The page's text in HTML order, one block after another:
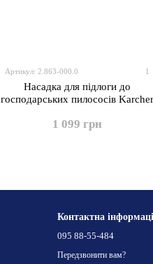
Артикул: 2.863-000.0 1
Насадка для підлоги до
господарських пилососів Karcher
1 099 грн
Контактна
095 88-55-484
Передзвонити вам?